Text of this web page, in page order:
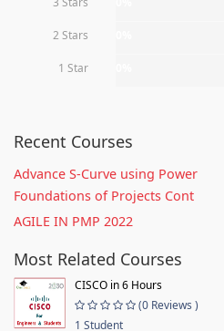
2 Stars
1 Star
Recent Courses
Advance S-Curve using Power
Foundations of Projects Cont
AGILE IN PMP 2022
Most Related Courses
CISCO in 6 Hours
(0 Reviews )
1 Student